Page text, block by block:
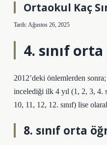
Ortaokul Kaç
Tarih: Ağustos 26, 2025
4. sınıf
2012’deki önlemlerden
incelediği ilk 4 yıl (1, 2, 3, 4.
10, 11, 12, 12. sınıf) lise
8. sınıf orta